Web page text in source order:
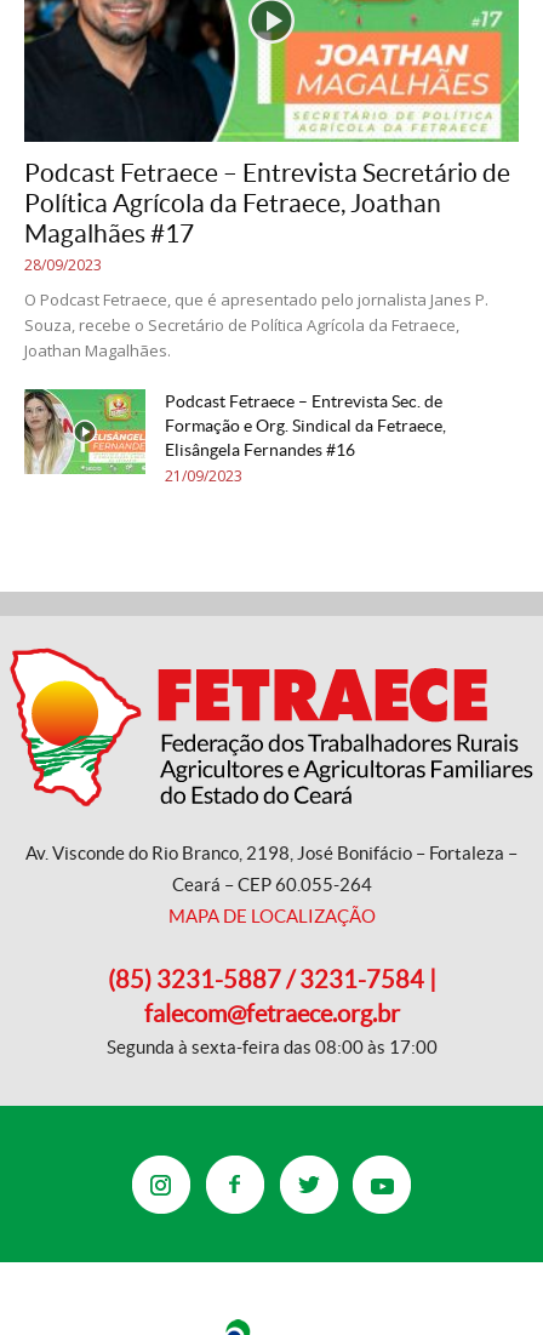
Podcast Fetraece – Entrevista Secretário de
Política Agrícola da Fetraece, Joathan
Magalhães #17
28/09/2023
O Podcast Fetraece, que é apresentado pelo jornalista Janes P.
Souza, recebe o Secretário de Política Agrícola da Fetraece,
Joathan Magalhães.
Podcast Fetraece – Entrevista Sec. de
Formação e Org. Sindical da Fetraece,
Elisângela Fernandes #16
21/09/2023
Av. Visconde do Rio Branco, 2198, José Bonifácio – Fortaleza –
Ceará – CEP 60.055-264
MAPA DE LOCALIZAÇÃO
(85) 3231-5887 / 3231-7584 |
falecom@fetraece.org.br
Segunda à sexta-feira das 08:00 às 17:00